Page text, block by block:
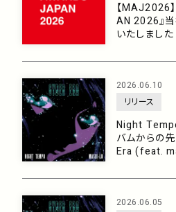
【MAJ2026
AN 2026』
いたしました
2026.06.10
リリース
Night
バムからの
Era (feat.
点の「ハード
2026.06.05